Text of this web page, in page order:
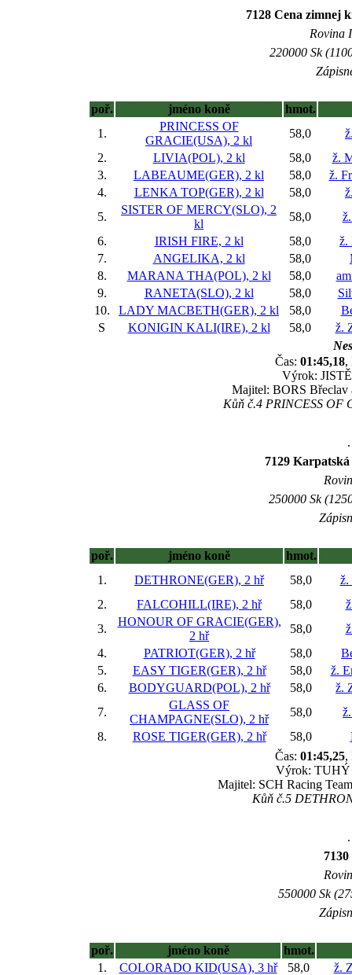
7128 Cena zimnej
Rovina
220000 Sk
poř. jméno koně
hmot.
1.
PRINCESS OF
GRACIE(USA), 2 kl
58,0
2.
LIVIA(POL), 2 kl 58,0
ž.
3.
LABEAUME(GER), 2 kl 58,0
ž.
4.
LENKA TOP(GER), 2 kl 58,0
5.
SISTER OF MERCY(SLO), 2
kl
58,0
6.
IRISH FIRE, 2 kl 58,0
ž.
7.
ANGELIKA, 2 kl 58,0
8.
MARANA THA(POL), 2 kl 58,0
9.
RANETA(SLO), 2 kl 58,0
10.
LADY MACBETH(GER), 2 kl 58,0
S
KONIGIN KALI(IRE), 2 kl 58,0
ž.
Čas: 01:45,18,
Výrok:
Majitel: BORS Břeclav
Kůň č.4 PRINCESS OF
7129
250000 Sk
poř. jméno koně
hmot.
1.
DETHRONE(GER), 2 hř 58,0
ž.
2.
FALCOHILL(IRE), 2 hř 58,0
3.
HONOUR OF GRACIE(GER),
2 hř
58,0
4.
PATRIOT(GER), 2 hř 58,0
5.
EASY TIGER(GER), 2 hř 58,0
ž.
6.
BODYGUARD(POL), 2 hř 58,0
ž.
7.
GLASS OF
CHAMPAGNE(SLO), 2 hř
58,0
8.
ROSE TIGER(GER), 2 hř 58,0
Čas: 01:45,25,
Výrok: TUHÝ
Majitel: SCH Racing
Kůň č.5
550000 Sk
poř. jméno koně
hmot.
1.
COLORADO KID(USA), 3 hř 58,0
ž.